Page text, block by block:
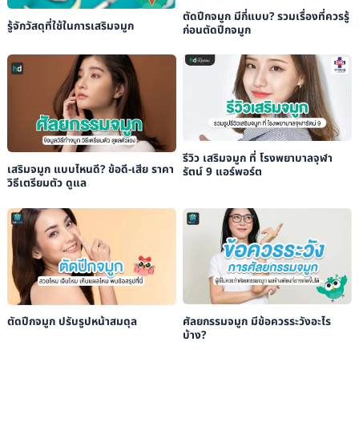
รู้จักวัสดุที่ใช้ในการเสริมจมูก
ตัดปีกจมูก มีกี่แบบ? รวมเรื่องที่ควรรู้
ก่อนตัดปีกจมูก
เสริมจมูก แบบไหนดี? ข้อดี-เสีย ราคา
วิธีเตรียมตัว ดูแล
รีวิว เสริมจมูก ที่ โรงพยาบาลจุฬา
รัตน์ 9 แอร์พอร์ต
ตัดปีกจมูก ปรับรูปหน้าสมดุล
ศัลยกรรมจมูก มีข้อควรระวังอะไร
บ้าง?